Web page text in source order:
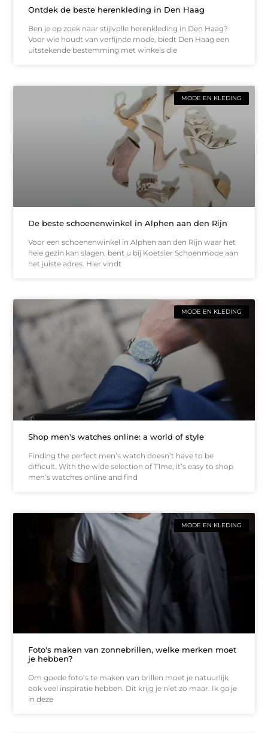
Ontdek de beste herenkleding in Den Haag
Ben je op zoek naar stijlvolle herenkleding in Den Haag?
Voor wie houdt van verfijnde mode, biedt Den Haag een
uitstekende bestemming met winkels die
MODE EN KLEDING
De beste schoenenwinkel in Alphen aan den Rijn
Voor een schoenenwinkel in Alphen aan den Rijn waar het
hele gezin kan slagen, bent u bij Koetsier Schoenmode aan
het juiste adres. Hier vindt
MODE EN KLEDING
Shop men's watches online: a world of style
Finding the perfect men’s watch doesn’t have to be
difficult. With the wide selection of T1me, it’s easy to shop
men’s watches online and find
MODE EN KLEDING
Foto's maken van zonnebrillen, welke merken moet
je hebben?
Om goede foto’s te maken van brillen moet je natuurlijk
ook veel inspiratie hebben. Dit krijg je niet zo maar. Ik ga je
in deze